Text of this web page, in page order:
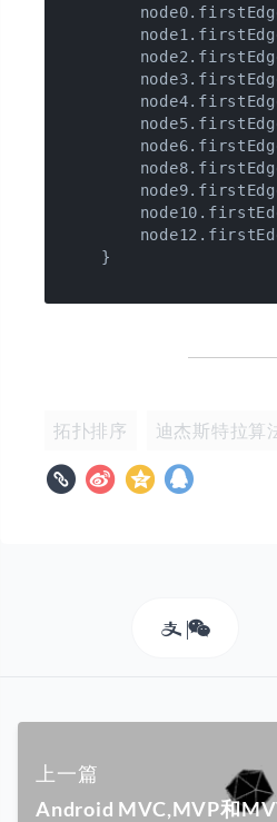
    }
拓扑排序 迪杰斯特拉算
上一篇
Android MVC,MVP和